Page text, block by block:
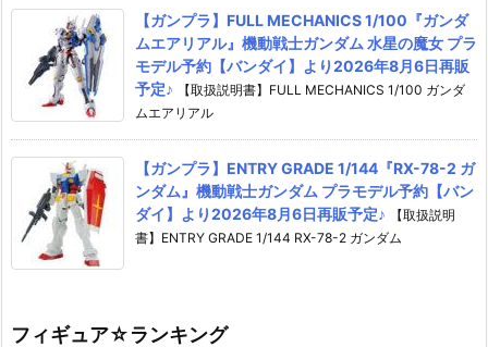
【ガンプラ】FULL MECHANICS 1/100『ガンダ
ムエアリアル』機動戦士ガンダム 水星の魔女 プラ
モデル予約【バンダイ】より2026年8月6日再販
予定♪
【取扱説明書】FULL MECHANICS 1/100 ガンダ
ムエアリアル
【ガンプラ】ENTRY GRADE 1/144『RX-78-2 ガ
ンダム』機動戦士ガンダム プラモデル予約【バン
ダイ】より2026年8月6日再販予定♪
【取扱説明
書】ENTRY GRADE 1/144 RX-78-2 ガンダム
フィギュア☆ランキング